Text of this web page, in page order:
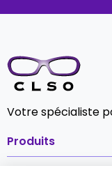
Votre spécialiste
Produits